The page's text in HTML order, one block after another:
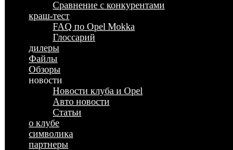
Сравнение с конкурентами
краш-тест
FAQ по Opel Mokka
Глоссарий
дилеры
Файлы
Обзоры
новости
Новости клуба и Opel
Авто новости
Статьи
о клубе
символика
партнеры